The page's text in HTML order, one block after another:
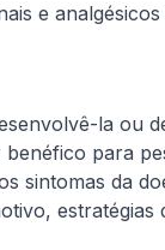
e
la ou
para
sintomas da